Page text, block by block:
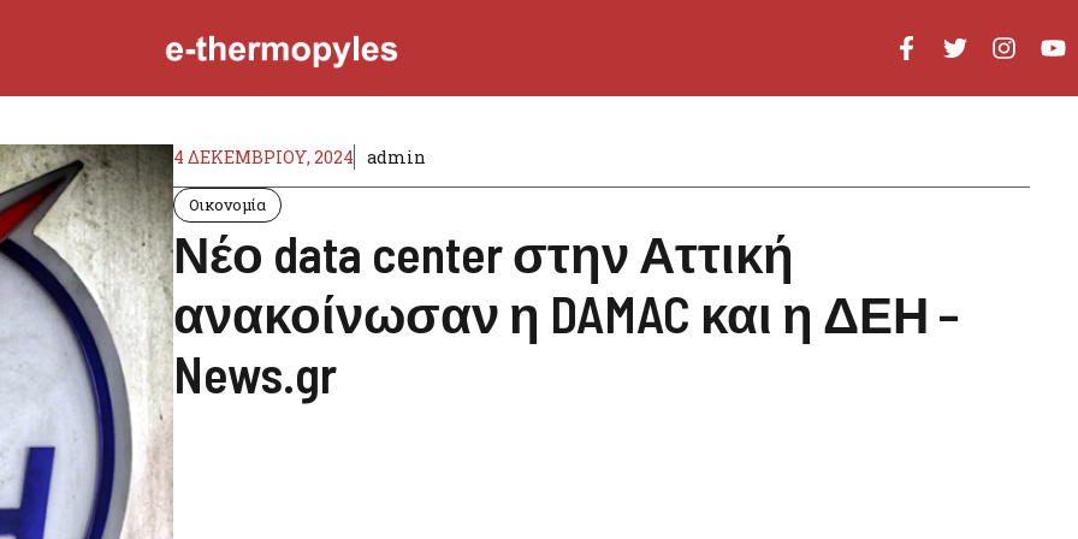
4 ΔΕΚΕΜΒΡΊΟΥ, 2024 admin
Οικονομία
Νέο data center στην Αττική
ανακοίνωσαν η DAMAC και η ΔΕΗ –
News.gr